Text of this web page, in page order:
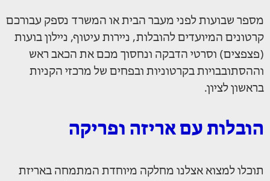
מספר שבועות לפני מעבר הבית או המשרד נספק עבורכם
קרטונים המיועדים להובלות, ניירות עיטוף, ניילון בועות
(פצפצים) וסרטי הדבקה ונחסוך מכם את הכאב ראש
וההסתובבויות בקרטוניות ובפחים של מרכזי הקניות
בראשון לציון.
הובלות עם אריזה ופריקה
תוכלו למצוא אצלנו מחלקה מיוחדת המתמחה באריזת